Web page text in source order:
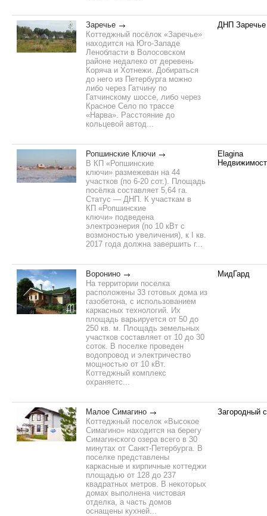
Заречье
Коттеджный посёлок «Заречье»
находится на Юго-Западе
Ленобласти в Волосовском
районе недалеко от деревень
Коряча и Хотнежи. Добираться
до него из Петербурга можно
либо через Гатчину по
Гатчинскому шоссе, либо через
Красное Село по трассе
«Нарва». Расстояние до
кольцевой автод...
ДНП Заречье
Ропшинские Ключи
В КП «Ропшинские
ключи» размежеван на 44
участков (по 6-20 сот.). Площадь
посёлка составляет 5,64 га.
Статус — ДНП. К участкам в
КП «Ропшинские
ключи» подведена
электроэнерия (по 10 кВт с
возмоностью увеличения), к I кв.
2017 года должна завершить г...
Elagina
Воронино
На территории поселка
расположены 33 готовых дома из
газобетона, с использованием
каркасных технологий. Их
площадь варьируется от 50 до
250 кв. м. Площадь земельных
участков составляет от 10 до 30
соток. В поселке проведен
водопровод и электричество
мощностью от 10 кВт.
Коттеджный комплекс
охраняетс...
МидГард
Малое Симагино
Коттеджный поселок «Высокое
Симагино» находится на берегу
Симагинского озера всего в 30
минутах от Санкт-Петербурга. В
поселке представлены
каркасные и кирпичные коттеджи
площадью от 128 до 237
квадратных метров. В некоторых
домах выполнена чистовая
отделка, а часть домов
оснащены кухней...
Загородный